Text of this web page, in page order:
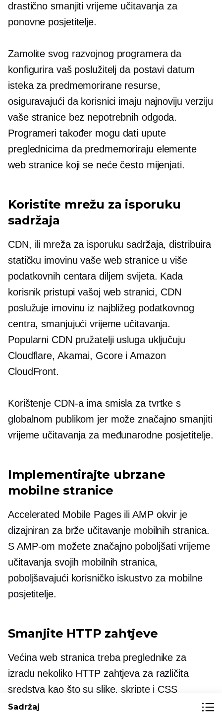
drastično smanjiti vrijeme učitavanja za
ponovne posjetitelje.
Zamolite svog razvojnog programera da
konfigurira vaš poslužitelj da postavi datum
isteka za predmemorirane resurse,
osiguravajući da korisnici imaju najnoviju verziju
vaše stranice bez nepotrebnih odgoda.
Programeri također mogu dati upute
preglednicima da predmemoriraju elemente
web stranice koji se neće često mijenjati.
Koristite mrežu za isporuku
sadržaja
CDN, ili mreža za isporuku sadržaja, distribuira
statičku imovinu vaše web stranice u više
podatkovnih centara diljem svijeta. Kada
korisnik pristupi vašoj web stranici, CDN
poslužuje imovinu iz najbližeg podatkovnog
centra, smanjujući vrijeme učitavanja.
Popularni CDN pružatelji usluga uključuju
Cloudflare, Akamai, Gcore i Amazon
CloudFront.
Korištenje CDN-a ima smisla za tvrtke s
globalnom publikom jer može značajno smanjiti
vrijeme učitavanja za međunarodne posjetitelje.
Implementirajte ubrzane
mobilne stranice
Accelerated Mobile Pages ili AMP okvir je
dizajniran za brže učitavanje mobilnih stranica.
S AMP-om možete značajno poboljšati vrijeme
učitavanja svojih mobilnih stranica,
poboljšavajući korisničko iskustvo za mobilne
posjetitelje.
Smanjite HTTP zahtjeve
Većina web stranica treba preglednike za
izradu nekoliko HTTP zahtjeva za različita
sredstva kao što su slike, skripte i CSS
datoteke. Zapravo, neke stranice zahtijevaju
Sadržaj